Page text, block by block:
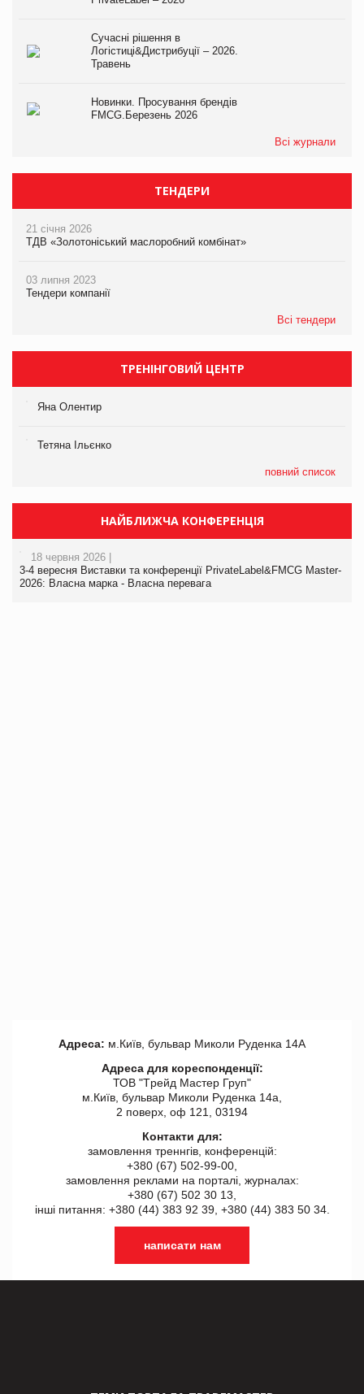
Сучасні рішення в
Логістиці&Дистрибуції – 2026.
Травень
Новинки. Просування брендів
FMCG.Березень 2026
Всі журнали
ТЕНДЕРИ
21 січня 2026
ТДВ «Золотоніський маслоробний комбінат»
03 липня 2023
Тендери компанії
Всі тендери
ТРЕНІНГОВИЙ ЦЕНТР
Яна Олентир
Тетяна Ільєнко
повний список
НАЙБЛИЖЧА КОНФЕРЕНЦІЯ
18 червня 2026 |
3-4 вересня Виставки та конференції PrivateLabel&FMCG Master-
2026: Власна марка - Власна перевага
Адреса: м.Київ, бульвар Миколи Руденка 14А
Адреса для кореспонденції:
ТОВ "Tрейд Мастер Груп"
м.Київ, бульвар Миколи Руденка 14а,
2 поверх, оф 121, 03194
Контакти для:
замовлення треннгів, конференцій:
+380 (67) 502-99-00,
замовлення реклами на порталі, журналах:
+380 (67) 502 30 13,
інші питання: +380 (44) 383 92 39, +380 (44) 383 50 34.
написати нам